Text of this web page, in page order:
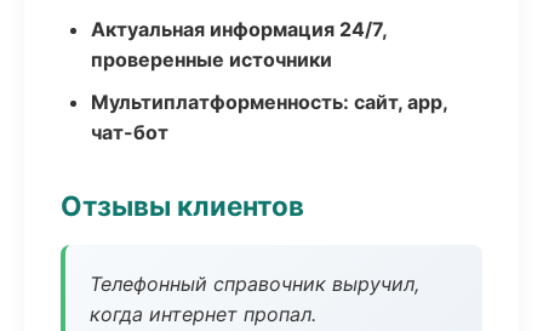
Актуальная информация 24/7,
проверенные источники
Мультиплатформенность: сайт, app,
чат-бот
Отзывы клиентов
Телефонный справочник выручил,
когда интернет пропал.